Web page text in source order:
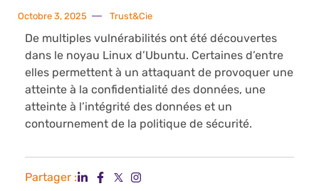
Octobre 3, 2025 Trust&Cie
De multiples vulnérabilités ont été découvertes
dans le noyau Linux d’Ubuntu. Certaines d’entre
elles permettent à un attaquant de provoquer une
atteinte à la confidentialité des données, une
atteinte à l’intégrité des données et un
contournement de la politique de sécurité.
Partager :